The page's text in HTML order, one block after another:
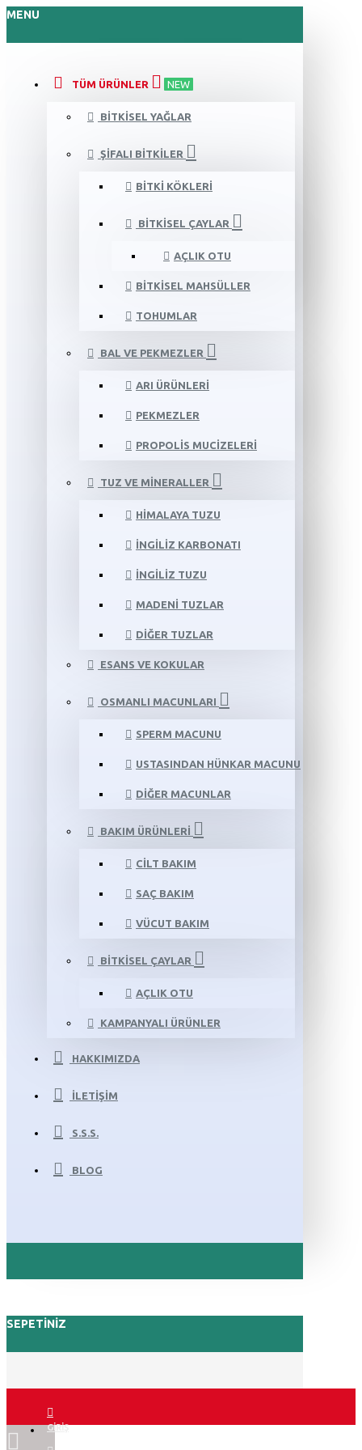
MENU
TÜM ÜRÜNLER NEW
BITKISEL YAĞLAR
ŞIFALI BITKILER
BITKI KÖKLERI
BITKISEL ÇAYLAR
AÇLIK OTU
BITKISEL MAHSÜLLER
TOHUMLAR
BAL VE PEKMEZLER
ARI ÜRÜNLERI
PEKMEZLER
PROPOLIS MUCIZELERI
TUZ VE MINERALLER
HIMALAYA TUZU
İNGILIZ KARBONATI
İNGILIZ TUZU
MADENI TUZLAR
DIĞER TUZLAR
ESANS VE KOKULAR
OSMANLI MACUNLARI
SPERM MACUNU
USTASINDAN HÜNKAR MACUNU
DIĞER MACUNLAR
BAKIM ÜRÜNLERI
CILT BAKIM
SAÇ BAKIM
VÜCUT BAKIM
BITKISEL ÇAYLAR
AÇLIK OTU
KAMPANYALI ÜRÜNLER
HAKKIMIZDA
İLETIŞIM
S.S.S.
BLOG
SEPETINIZ
GIRIŞ